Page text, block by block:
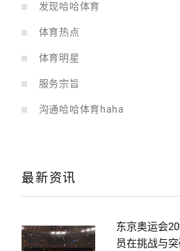
发现哈哈体育
体育热点
体育明星
服务宗旨
沟通哈哈体育haha
最新资讯
东京奥运会
员在挑战与